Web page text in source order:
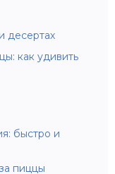
десертах
как удивить
быстро и
пиццы